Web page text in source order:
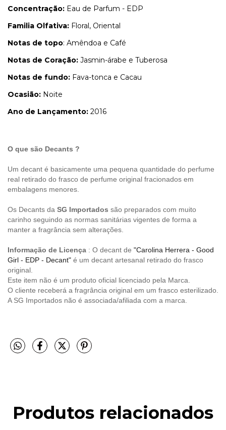
Concentração: Eau de Parfum - EDP
Familia Olfativa: Floral, Oriental
Notas de topo: Amêndoa e Café
Notas de Coração: Jasmin-árabe e Tuberosa
Notas de fundo: Fava-tonca e Cacau
Ocasião: Noite
Ano de Lançamento: 2016
O que são Decants ?
Um decant é basicamente uma pequena quantidade do perfume
real retirado do frasco de perfume original fracionados em
embalagens menores.
Os Decants da SG Importados são preparados com muito
carinho seguindo as normas sanitárias vigentes de forma a
manter a fragrância sem alterações.
Informação de Licença : O decant de "Carolina Herrera - Good
Girl - EDP - Decant" é um decant artesanal retirado do frasco
original.
Este item não é um produto oficial licenciado pela Marca.
O cliente receberá a fragrância original em um frasco esterilizado.
A SG Importados não é associada/afiliada com a marca.
Produtos relacionados